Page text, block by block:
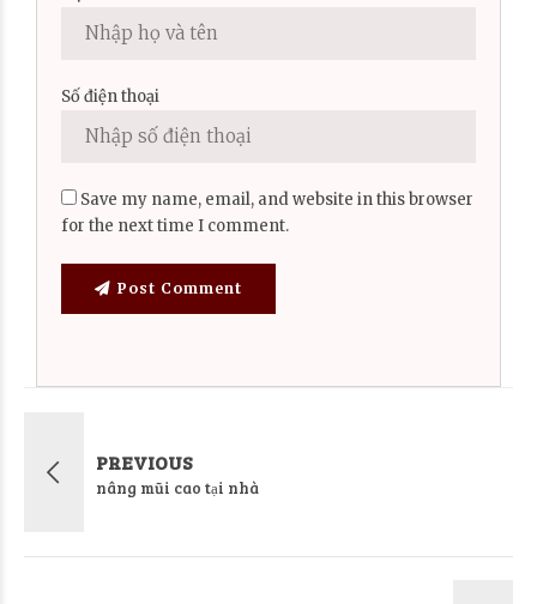
Số điện thoại
Save my name, email, and website in this browser
for the next time I comment.
Post Comment
PREVIOUS
nâng mũi cao tại nhà